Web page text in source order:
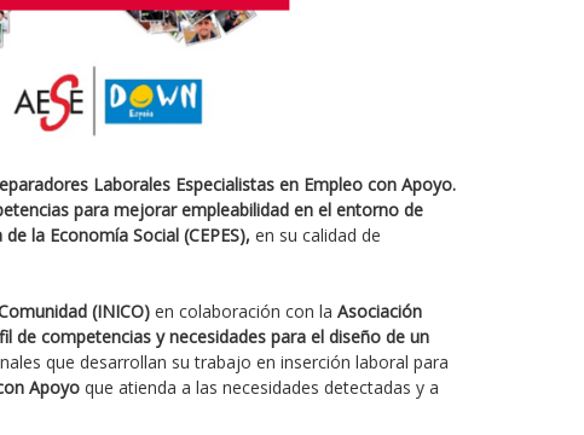
Laborales Especialistas en Empleo con Apoyo.
para mejorar empleabilidad en el entorno de
la Economía Social (CEPES), en su calidad de
(INICO)en colaboración con la Asociación
de competencias y necesidades para el diseño de un
que desarrollan su trabajo en inserción laboral para
Apoyo que atienda a las necesidades detectadas y a